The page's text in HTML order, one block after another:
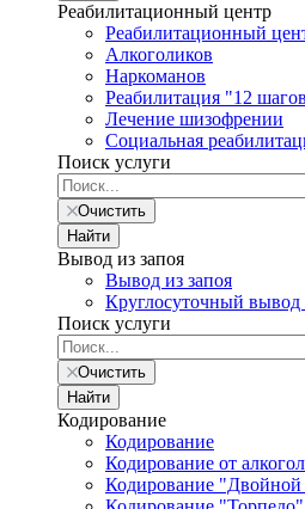
Реабилитационный центр
Реабилитационный
Алкоголиков
Наркоманов
Реабилитация "12
Лечение шизофрении
Социальная
Поиск услуги
Очистить
Найти
Вывод из запоя
Вывод из запоя
Круглосуточный вывод
Поиск услуги
Очистить
Найти
Кодирование
Кодирование
Кодирование от
Кодирование "Двойной